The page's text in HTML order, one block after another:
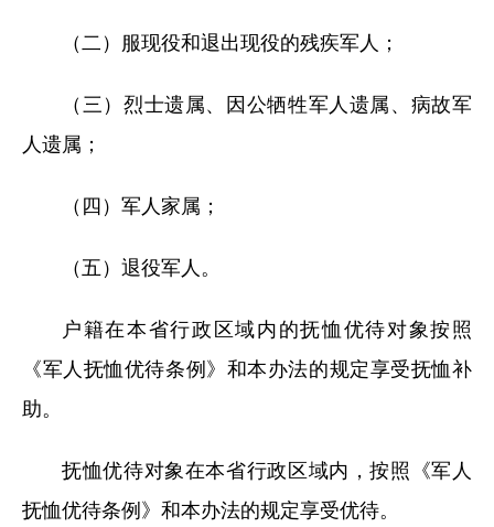
（二）服现役和退出现役的残疾军人；
（三）烈士遗属、因公牺牲军人遗属、病故军
人遗属；
（四）军人家属；
（五）退役军人。
户籍在本省行政区域内的抚恤优待对象按照
《军人抚恤优待条例》和本办法的规定享受抚恤补
助。
抚恤优待对象在本省行政区域内，按照《军人
抚恤优待条例》和本办法的规定享受优待。